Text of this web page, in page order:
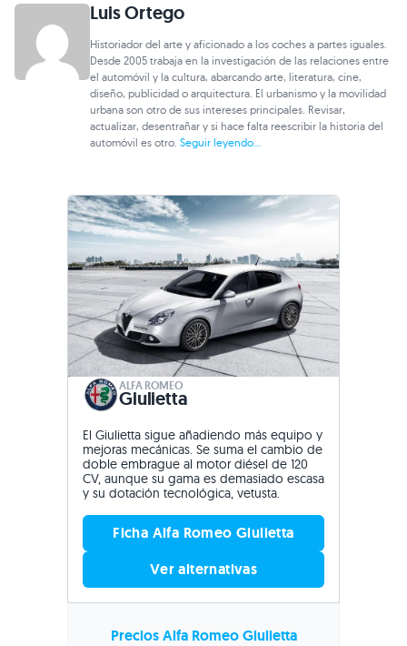
Luis Ortego
Historiador del arte y aficionado a los coches a partes iguales.
Desde 2005 trabaja en la investigación de las relaciones entre
el automóvil y la cultura, abarcando arte, literatura, cine,
diseño, publicidad o arquitectura. El urbanismo y la movilidad
urbana son otro de sus intereses principales. Revisar,
actualizar, desentrañar y si hace falta reescribir la historia del
automóvil es otro.Seguir leyendo...
ALFA ROMEO
Giulietta
El Giulietta sigue añadiendo más equipo y
mejoras mecánicas. Se suma el cambio de
doble embrague al motor diésel de 120
CV, aunque su gama es demasiado escasa
y su dotación tecnológica, vetusta.
Ficha Alfa Romeo Giulietta
Ver alternativas
Precios Alfa Romeo Giulietta